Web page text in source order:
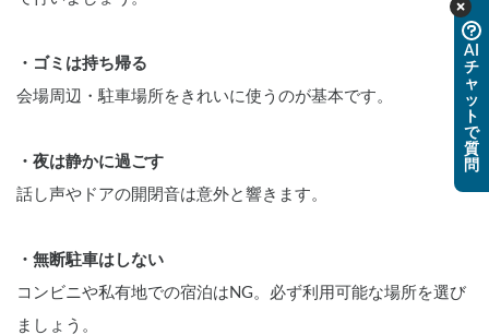
・ゴミは持ち帰る
会場周辺・駐車場所をきれいに使うのが基本です。
・夜は静かに過ごす
話し声やドアの開閉音は意外と響きます。
・無断駐車はしない
コンビニや私有地での宿泊はNG。必ず利用可能な場所を選び
ましょう。
AI
チ
ャ
ッ
ト
で
質
問